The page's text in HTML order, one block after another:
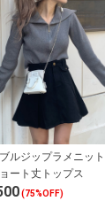
ルジップラメニット
ート丈トップス
(75%OFF)